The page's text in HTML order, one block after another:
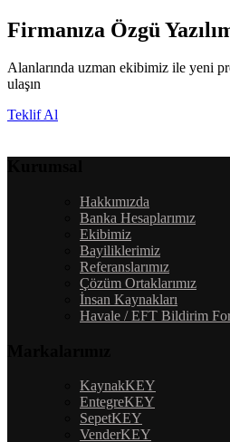
Firmanıza Özgü
Alanlarında uzman ekibimiz ile yeni
ulaşın
Teklif Al
Hakkımızda
Banka Hesaplarımız
Ekibimiz
Bayiliklerimiz
Referanslarımız
Çözüm Ortaklarımız
İnsan Kaynakları
Havale / EFT Bildirim
KaynakKEY
EntegreKEY
SepetKEY
VenderKEY